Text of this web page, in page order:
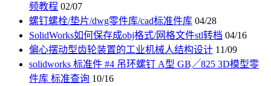
频教程 02/07
螺钉螺栓/垫片/dwg零件库/cad标准件库 04/28
SolidWorks如何保存成obj格式/网格文件stl转档 04/16
偏心摆动型齿轮装置的工业机械人结构设计 11/09
solidworks 标准件 #4 吊环螺钉 A型 GB╱825 3D模型零
件库 标准查询 10/16